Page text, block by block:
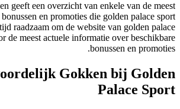
geeft een overzicht van enkele van de meest
en promoties die golden palace sport
raadzaam om de website van golden palace
de meest actuele informatie over beschikbare
bonussen en promoties.
Gokken bij Golden
Palace Sport